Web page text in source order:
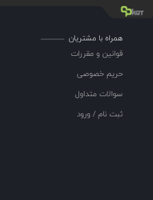
همراه با مشتریان
قوانین و مقررات
حریم خصوصی
سوالات متداول
ثبت نام / ورود